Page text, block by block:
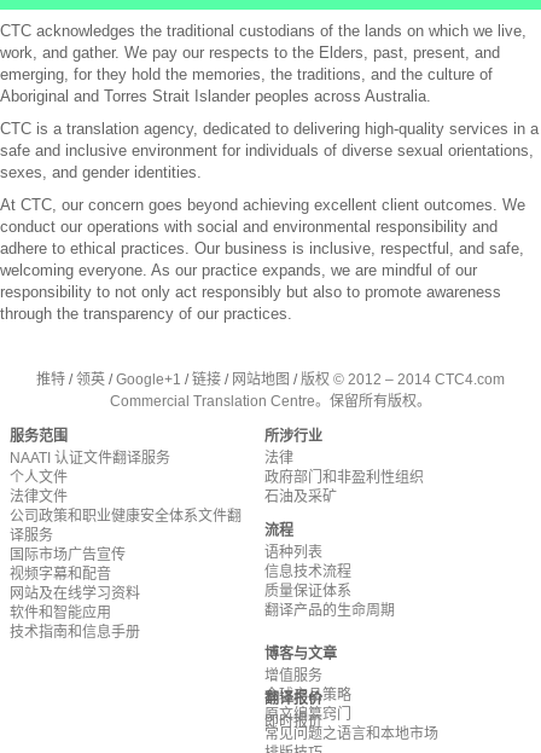
CTC acknowledges the traditional custodians of the lands on which we live,
work, and gather. We pay our respects to the Elders, past, present, and
emerging, for they hold the memories, the traditions, and the culture of
Aboriginal and Torres Strait Islander peoples across Australia.
CTC is a translation agency, dedicated to delivering high-quality services in a
safe and inclusive environment for individuals of diverse sexual orientations,
sexes, and gender identities.
At CTC, our concern goes beyond achieving excellent client outcomes. We
conduct our operations with social and environmental responsibility and
adhere to ethical practices. Our business is inclusive, respectful, and safe,
welcoming everyone. As our practice expands, we are mindful of our
responsibility to not only act responsibly but also to promote awareness
through the transparency of our practices.
推特 /领英 /Google+1 /链接 / 网站地图 /版权 © 2012 – 2014 CTC4.com
Commercial Translation Centre。保留所有版权。
服务范围
NAATI 认证文件翻译服务
个人文件
法律文件
公司政策和职业健康安全体系文件翻
译服务
国际市场广告宣传
视频字幕和配音
网站及在线学习资料
软件和智能应用
技术指南和信息手册
所涉行业
法律
政府部门和非盈利性组织
石油及采矿
流程
语种列表
信息技术流程
质量保证体系
翻译产品的生命周期
博客与文章
增值服务
全球产品策略
原文编纂窍门
常见问题之语言和本地市场
翻译报价
即时报价